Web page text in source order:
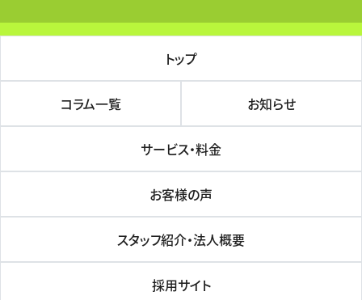
トップ
コラム一覧 お知らせ
サービス・料金
お客様の声
スタッフ紹介・法人概要
採用サイト